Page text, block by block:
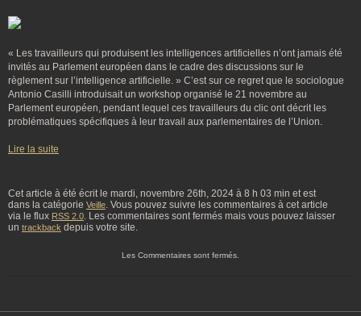
« Les travailleurs qui produisent les intelligences artificielles n’ont jamais été
invités au Parlement européen dans le cadre des discussions sur le
règlement sur l’intelligence artificielle. » C’est sur ce regret que le sociologue
Antonio Casilli introduisait un workshop organisé le 21 novembre au
Parlement européen, pendant lequel ces travailleurs du clic ont décrit les
problématiques spécifiques à leur travail aux parlementaires de l’Union.
Lire la suite
Cet article à été écrit le mardi, novembre 26th, 2024 à 8 h 03 min et est
dans la catégorie Veille. Vous pouvez suivre les commentaires à cet article
via le flux RSS 2.0. Les commentaires sont fermés mais vous pouvez laisser
un trackback depuis votre site.
Les Commentaires sont fermés.